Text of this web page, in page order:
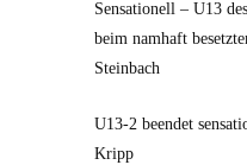
Sensationell – U13
beim namhaft
Steinbach
U13-2 beendet
Kripp